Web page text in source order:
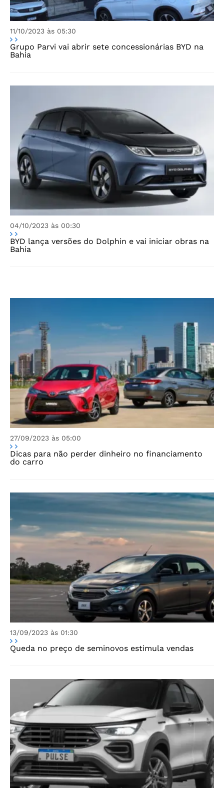
11/10/2023 às 05:30
Grupo Parvi vai abrir sete concessionárias BYD na
Bahia
04/10/2023 às 00:30
BYD lança versões do Dolphin e vai iniciar obras na
Bahia
27/09/2023 às 05:00
Dicas para não perder dinheiro no financiamento
do carro
13/09/2023 às 01:30
Queda no preço de seminovos estimula vendas